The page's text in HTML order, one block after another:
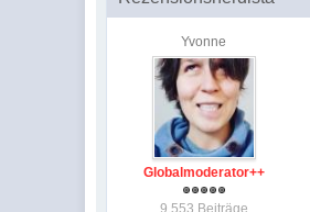
Yvonne
Globalmoderator++
9.553 Beiträge